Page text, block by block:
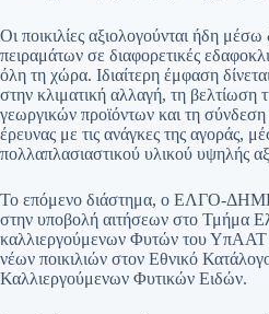
Οι ποικιλίες αξιολογούνται ήδη μέσω
πειραμάτων σε διαφορετικές
όλη τη χώρα. Ιδιαίτερη έμφαση
στην κλιματική αλλαγή, τη βελτίωση
γεωργικών προϊόντων και τη σύνδεση
έρευνας με τις ανάγκες της αγοράς,
πολλαπλασιαστικού υλικού υψηλής
Το επόμενο διάστημα, ο ΕΛΓΟ-
στην υποβολή αιτήσεων στο Τμήμα
καλλιεργούμενων Φυτών του ΥπΑΑΤ
νέων ποικιλιών στον Εθνικό
Καλλιεργούμενων Φυτικών Ειδών.